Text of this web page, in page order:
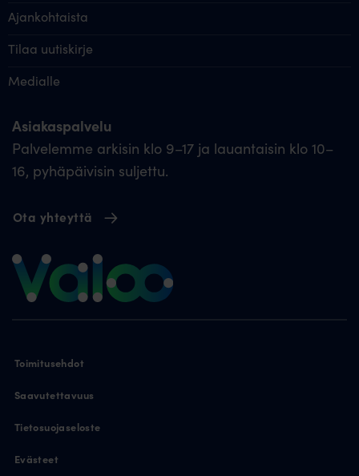
Ajankohtaista
Tilaa uutiskirje
Medialle
Asiakaspalvelu
Palvelemme arkisin klo 9–17 ja lauantaisin klo 10–
16, pyhäpäivisin suljettu.
Ota yhteyttä
Toimitusehdot
Saavutettavuus
Tietosuojaseloste
Evästeet